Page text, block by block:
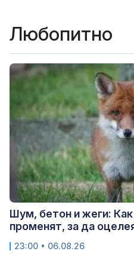
Любопитно
Шум, бетон и жеги:
променят, за да
23:00 • 06.08.26